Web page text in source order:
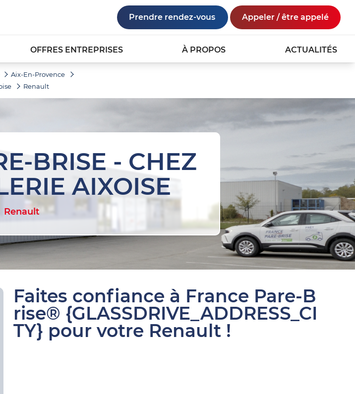
Prendre rendez-vous Appeler / être appelé
OFFRES ENTREPRISES À PROPOS ACTUALITÉS
Aix-En-Provence
Renault
BRISE - CHEZ
AIXOISE
Renault
Faites confiance à France Pare-B
rise® {GLASSDRIVE_ADDRESS_CI
TY} pour votre Renault !